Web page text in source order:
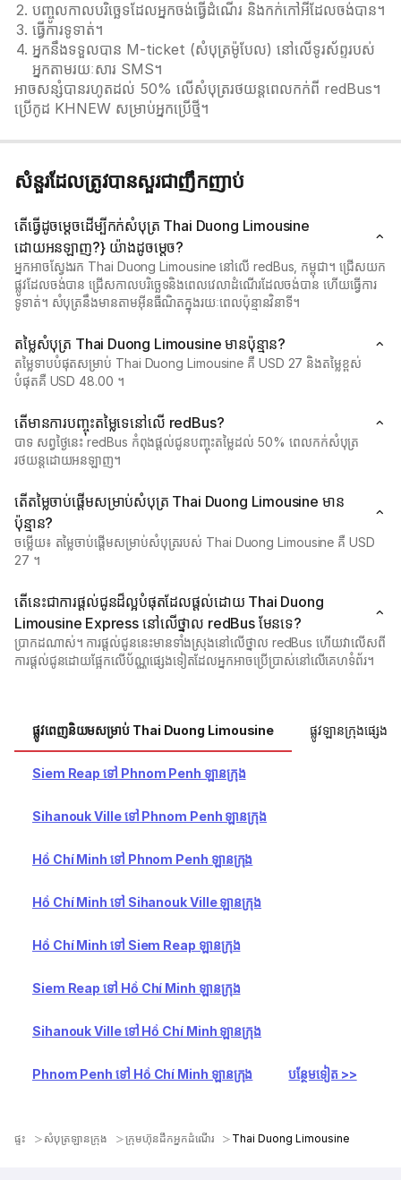
បញ្ចូលកាលបរិច្ឆេទដែលអ្នកចង់ធ្វើដំណើរ និងកក់កៅអីដែលចង់បាន។
ធ្វើការទូទាត់។
អ្នកនឹងទទួលបាន M-ticket (សំបុត្រម៉ូបែល) នៅលើទូរស័ព្ទរបស់
អ្នកតាមរយៈសារ SMS។
អាចសន្សំបានរហូតដល់ 50% លើសំបុត្ររថយន្តពេលកក់ពី redBus។
ប្រើកូដ KHNEW សម្រាប់អ្នកប្រើថ្មី។
សំនួរដែលត្រូវបានសួរជាញឹកញាប់
តើធ្វើដូចម្តេចដើម្បីកក់សំបុត្រ Thai Duong Limousine
ដោយអនឡាញ?} យ៉ាងដូចម្តេច?
អ្នកអាចស្វែងរក Thai Duong Limousine នៅលើ redBus, កម្ពុជា។ ជ្រើសយក
ផ្លូវដែលចង់បាន ជ្រើសកាលបរិច្ឆេទនិងពេលវេលាដំណើរដែលចង់បាន ហើយធ្វើការ
ទូទាត់។ សំបុត្រនឹងមានតាមអ៊ីនធឺណិតក្នុងរយៈពេលប៉ុន្មានវិនាទី។
តម្លៃសំបុត្រ Thai Duong Limousine មានប៉ុន្មាន?
តម្លៃទាបបំផុតសម្រាប់ Thai Duong Limousine គឺ USD 27 និងតម្លៃខ្ពស់
បំផុតគឺ USD 48.00 ។
តើមានការបញ្ចុះតម្លៃទេនៅលើ redBus?
បាទ សព្វថ្ងៃនេះ redBus កំពុងផ្តល់ជូនបញ្ចុះតម្លៃដល់ 50% ពេលកក់សំបុត្រ
រថយន្តដោយអនឡាញ។
តើតម្លៃចាប់ផ្ដើមសម្រាប់សំបុត្រ Thai Duong Limousine មាន
ប៉ុន្មាន?
ចម្លើយ៖ តម្លៃចាប់ផ្ដើមសម្រាប់សំបុត្ររបស់ Thai Duong Limousine គឺ USD
27 ។
តើនេះជាការផ្តល់ជូនដ៏ល្អបំផុតដែលផ្តល់ដោយ Thai Duong
Limousine Express នៅលើថ្នាល redBus មែនទេ?
ប្រាកដណាស់។ ការផ្តល់ជូននេះមានទាំងស្រុងនៅលើថ្នាល redBus ហើយវាលើសពី
ការផ្តល់ជូនដោយផ្អែកលើប័ណ្ណផ្សេងទៀតដែលអ្នកអាចប្រើប្រាស់នៅលើគេហទំព័រ។
ផ្លូវពេញនិយមសម្រាប់ Thai Duong Limousine ផ្លូវឡានក្រុងផ្សេងទ
Siem Reap ទៅ Phnom Penh ឡានក្រុង
Sihanouk Ville ទៅ Phnom Penh ឡានក្រុង
Hồ Chí Minh ទៅ Phnom Penh ឡានក្រុង
Hồ Chí Minh ទៅ Sihanouk Ville ឡានក្រុង
Hồ Chí Minh ទៅ Siem Reap ឡានក្រុង
Siem Reap ទៅ Hồ Chí Minh ឡានក្រុង
Sihanouk Ville ទៅ Hồ Chí Minh ឡានក្រុង
Phnom Penh ទៅ Hồ Chí Minh ឡានក្រុង បន្ថែមទៀត >>
ផ្ទះ សំបុត្រឡានក្រុង ក្រុមហ៊ុនដឹកអ្នកដំណើរ Thai Duong Limousine